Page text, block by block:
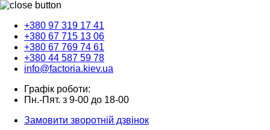
+380 97 319 17 41
+380 67 715 13 06
+380 67 769 74 61
+380 44 587 59 78
info@factoria.kiev.ua
Графік роботи:
Пн.-Пят. з 9-00 до 18-00
Замовити зворотній дзвінок